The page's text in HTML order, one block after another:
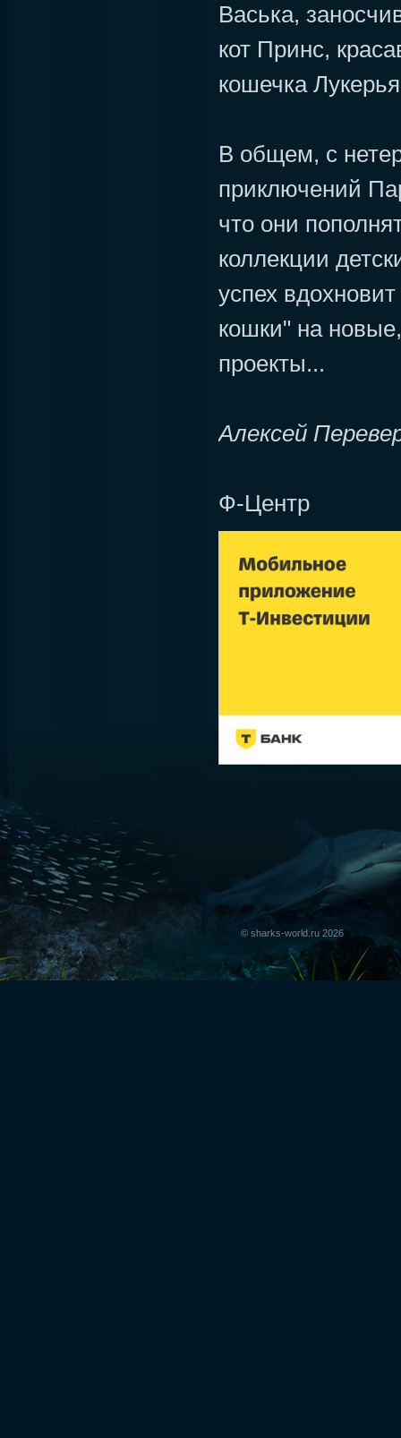
Васька,
кот Принс,
кошечка
В общем, с
приключений
что они
коллекции
успех
кошки" на
проекты...
Алексей
Ф-Центр
© sharks-world.ru 2026